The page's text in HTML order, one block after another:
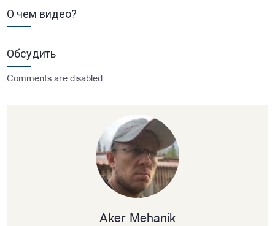
О чем видео?
Обсудить
Comments are disabled
Aker Mehanik